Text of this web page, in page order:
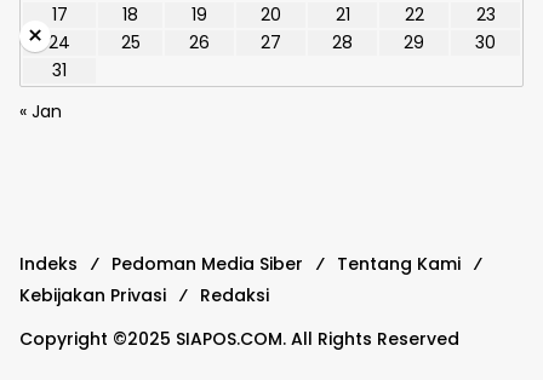
17
18 19 20 21 22
23
24
25 26 27 28 29
30
31
« Jan
Indeks Pedoman Media Siber
Tentang Kami
Kebijakan Privasi
Redaksi
Copyright ©2025 SIAPOS.COM. All Rights Reserved
×